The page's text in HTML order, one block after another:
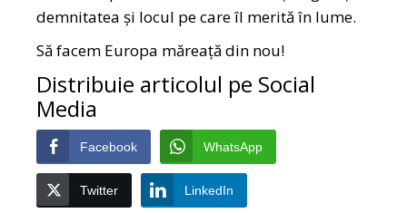
demnitatea și locul pe care îl merită în lume.
Să facem Europa măreață din nou!
Distribuie articolul pe Social
Media
Facebook WhatsApp
Twitter LinkedIn